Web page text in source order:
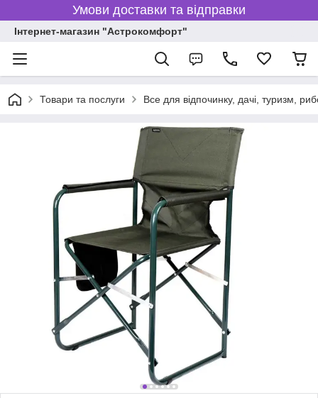
Умови доставки та відправки
Інтернет-магазин "Астрокомфорт"
Товари та послуги Все для відпочинку, дачі, туризм,